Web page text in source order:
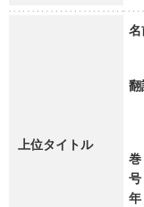
上位タイトル
巻
号
年